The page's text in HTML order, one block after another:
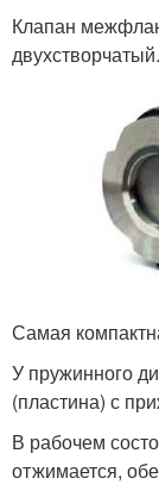
Клапан
двухстворчатый.
Самая
У пружинного
(пластина) с
В рабочем
отжимается,